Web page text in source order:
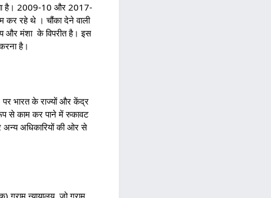
है। 2009-10 और 2017-
कर रहे थे । चौंका देने वाली
और मंशा के विपरीत है। इस
है।
पर भारत के राज्यों और केंद्र
रूप से काम कर पाने में रुकावट
अन्य अधिकारियों की ओर से
ग्राम न्यायालय, जो ग्राम